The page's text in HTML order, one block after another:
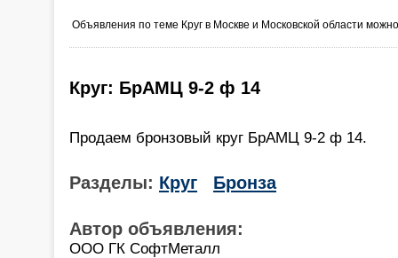
Объявления по теме Круг в Москве и Московской области
Круг: БрАМЦ 9-2 ф 14
Продаем бронзовый круг БрАМЦ 9-2 ф 14.
Разделы: Круг Бронза
Автор объявления:
ООО ГК СофтМеталл